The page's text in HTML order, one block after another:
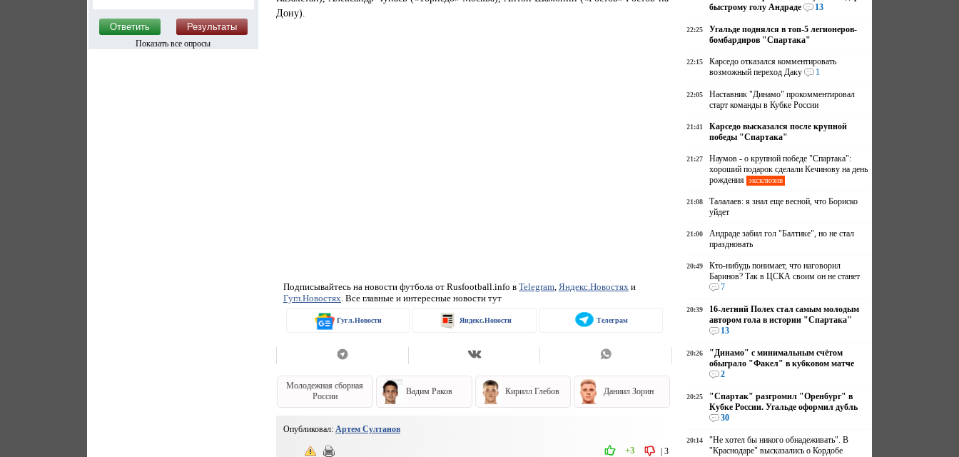
Показать все опросы
Дону).
Подписывайтесь на новости футбола от Rusfootball.info в Telegram, Яндекс.Новостях и
Гугл.Новостях . Все главные и интересные новости тут
Гугл.Новости Яндекс.Новости Телеграм
Молодежная сборная
России
Вадим Раков Кирилл Глебов Даниил Зорин
Опубликовал: Артем Султанов
|3
+3
быстрому голу Андраде
13
22:25
Угальде поднялся в топ-5 легионеров-
бомбардиров "Спартака"
22:15
Карседо отказался комментировать
возможный переход Даку
1
22:05
Наставник "Динамо" прокомментировал
старт команды в Кубке России
21:41
Карседо высказался после крупной
победы "Спартака"
21:27
Наумов - о крупной победе "Спартака":
хороший подарок сделали Кечинову на день
рождения эксклюзив
21:08
Талалаев: я знал еще весной, что Бориско
уйдет
21:00
Андраде забил гол "Балтике", но не стал
праздновать
20:49
Кто-нибудь понимает, что наговорил
Баринов? Так в ЦСКА своим он не станет
7
20:39
16-летний Полех стал самым молодым
автором гола в истории "Спартака"
13
20:26
"Динамо" с минимальным счётом
обыграло "Факел" в кубковом матче
2
20:25
"Спартак" разгромил "Оренбург" в
Кубке России. Угальде оформил дубль
30
20:14
"Не хотел бы никого обнадеживать". В
"Краснодаре" высказались о Кордобе